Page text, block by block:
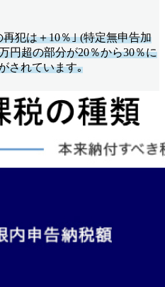
犯は＋10％｣ (特定無申告加
円超の部分が20％から30％に
されています｡